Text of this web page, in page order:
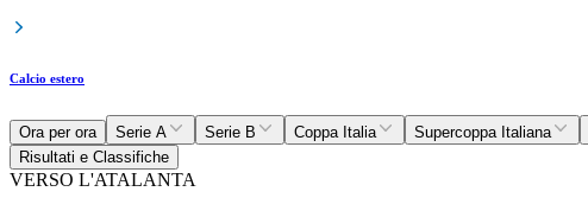
Calcio estero
Ora per ora Serie A Serie B Coppa Italia Supercoppa Italiana
Risultati e Classifiche
VERSO L'ATALANTA